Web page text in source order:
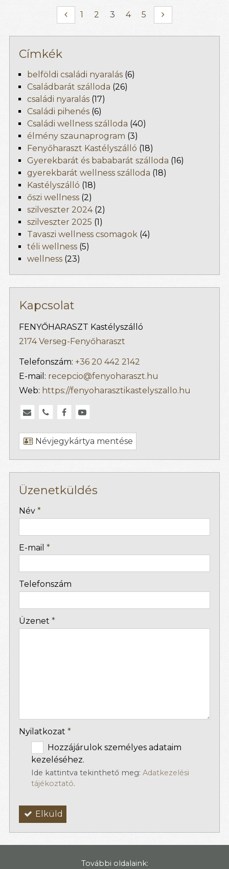
1 2 3 4 5
Címkék
belföldi családi nyaralás (6)
Családbarát szálloda (26)
családi nyaralás (17)
Családi pihenés (6)
Családi wellness szálloda (40)
élmény szaunaprogram (3)
Fenyőharaszt Kastélyszálló (18)
Gyerekbarát és bababarát szálloda (16)
gyerekbarát wellness szálloda (18)
Kastélyszálló (18)
őszi wellness (2)
szilveszter 2024(2)
szilveszter 2025 (1)
Tavaszi wellness csomagok (4)
téli wellness (5)
wellness (23)
Kapcsolat
FENYŐHARASZT Kastélyszálló
2174 Verseg-Fenyőharaszt
Telefonszám: +36 20 442 2142
E-mail: recepcio@fenyoharaszt.hu
Web: https://fenyoharasztikastelyszallo.hu
Névjegykártya mentése
Üzenetküldés
-
Név *
E-mail *
Telefonszám
Üzenet *
Nyilatkozat *
Hozzájárulok személyes adataim
kezeléséhez.
Ide kattintva tekinthető meg: Adatkezelési
tájékoztató.
Elküld
További oldalaink: